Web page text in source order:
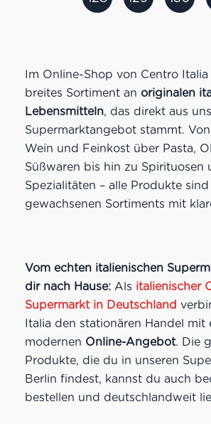
Im Online-Shop von Centro
breites Sortiment an originalen
Lebensmitteln, das direkt aus
Supermarktangebot stammt.
Wein und Feinkost über Pasta,
Süßwaren bis hin zu Spirituosen
Spezialitäten – alle Produkte sind
gewachsenen Sortiments mit
Vom echten italienischen
dir nach Hause:Als italienischer
Supermarkt in Deutschland
Italia den stationären Handel mit
modernen Online-Angebot. Die
Produkte, die du in unseren
Berlin findest, kannst du auch
bestellen und deutschlandweit